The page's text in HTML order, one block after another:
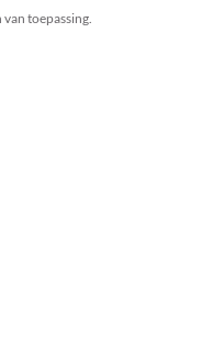
toepassing.